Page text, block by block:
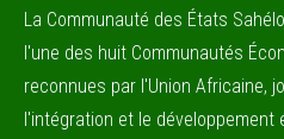
La Communauté des États
l'une des huit Communautés
reconnues par l'Union Africaine,
l'intégration et le développement